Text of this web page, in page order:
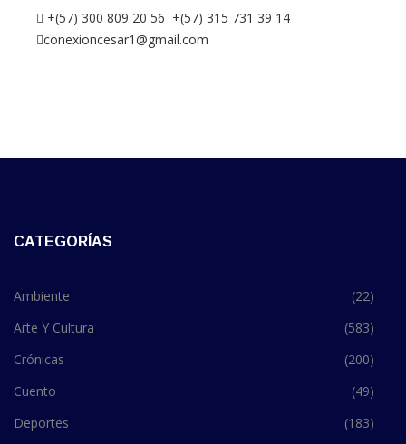
+(57) 300 809 20 56 +(57) 315 731 39 14
conexioncesar1@gmail.com
CATEGORÍAS
Ambiente
(22)
Arte Y Cultura
(583)
Crónicas
(200)
Cuento
(49)
Deportes
(183)